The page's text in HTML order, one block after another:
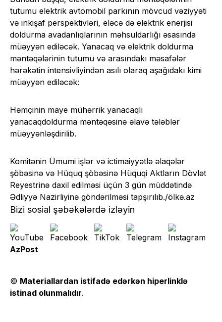
tutumu elektrik avtomobil parkının mövcud vəziyyəti
və inkişaf perspektivləri, eləcə də elektrik enerjisi
doldurma avadanlıqlarının məhsuldarlığı əsasında
müəyyən ediləcək. Yanacaq və elektrik doldurma
məntəqələrinin tutumu və arasındakı məsafələr
hərəkətin intensivliyindən asılı olaraq aşağıdakı kimi
müəyyən ediləcək:
Həmçinin maye mühərrik yanacaqlı
yanacaqdoldurma məntəqəsinə əlavə tələblər
müəyyənləşdirilib.
Komitənin Ümumi işlər və ictimaiyyətlə əlaqələr
şöbəsinə və Hüquq şöbəsinə Hüquqi Aktların Dövlət
Reyestrinə daxil edilməsi üçün 3 gün müddətində
Ədliyyə Nazirliyinə göndərilməsi tapşırılıb./ölkə.az
Bizi sosial şəbəkələrdə izləyin
AzPost
© Materiallardan istifadə edərkən hiperlinklə
istinad olunmalıdır.